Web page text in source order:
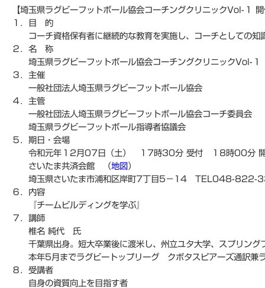
【埼玉県ラグビーフットボール協会コーチングクリニックVol-１
１．目 的
コーチ資格保有者に継続的な教育を実施し、コーチとしての知
２．名 称
埼玉県ラグビーフットボール協会コーチングクリニックVol-１
３．主催
一般社団法人埼玉県ラグビーフットボール協会
４．主管
一般社団法人埼玉県ラグビーフットボール協会コーチ委員会
埼玉県ラグビーフットボール指導者協議会
５．期日・会場
令和元年１2月07日（土） １7時30分 受付 １8時00分
さいたま共済会館 （地図 ）
埼玉県さいたま市浦和区岸町7丁目5－14 TEL048-822-
６．内容
『チームビルディングを学ぶ』
７．講師
椎名 純代 氏
千葉県出身。短大卒業後に渡米し、州立ユタ大学、スプリング
本年5月までラグビートップリーグ クボタスピアーズ通訳兼ラ
８．受講者
自身の資質向上を目指す者